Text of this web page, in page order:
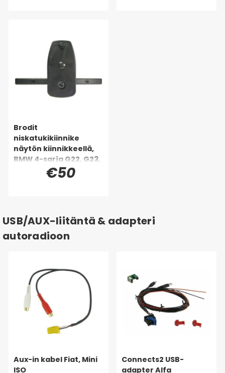
Brodit
niskatukikiinnike
näytön kiinnikkeellä,
BMW 4-sarja G22, G23,
G24, G26 88-26
€50
USB/AUX-liitäntä & adapteri
autoradioon
Aux-in kabel Fiat, Mini
ISO
Connects2 USB-
adapter Alfa